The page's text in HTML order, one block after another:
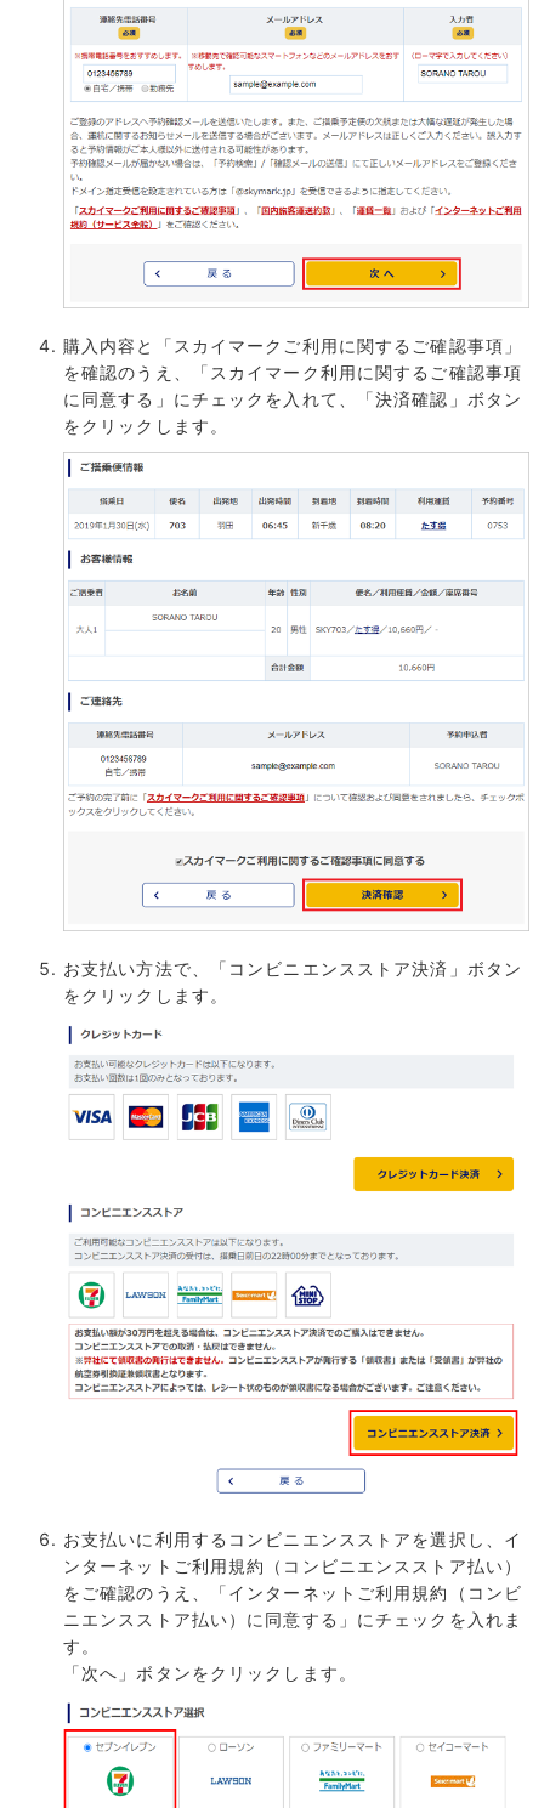
購入内容と「スカイマークご利用に関するご確認事項」
を確認のうえ、「スカイマーク利用に関するご確認事項
に同意する」にチェックを入れて、「決済確認」ボタン
をクリックします。
お支払い方法で、「コンビニエンスストア決済」ボタン
をクリックします。
お支払いに利用するコンビニエンスストアを選択し、イ
ンターネットご利用規約（コンビニエンスストア払い）
をご確認のうえ、「インターネットご利用規約（コンビ
ニエンスストア払い）に同意する」にチェックを入れま
す。
「次へ」ボタンをクリックします。